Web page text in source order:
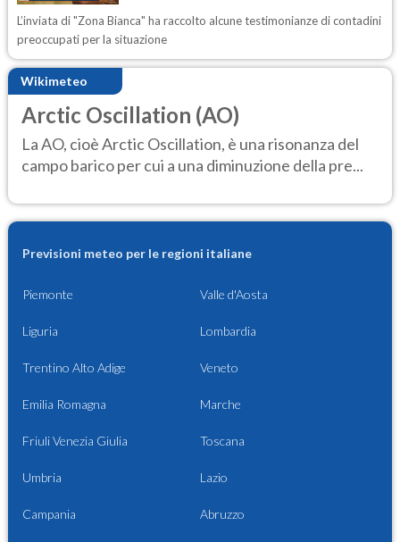
L’inviata di "Zona Bianca" ha raccolto alcune testimonianze di contadini
preoccupati per la situazione
Wikimeteo
Arctic Oscillation (AO)
La AO, cioè Arctic Oscillation, è una risonanza del
campo barico per cui a una diminuzione della pre...
Previsioni meteo per le regioni italiane
Piemonte Valle d'Aosta
Liguria Lombardia
Trentino Alto Adige Veneto
Emilia Romagna Marche
Friuli Venezia Giulia Toscana
Umbria Lazio
Campania Abruzzo